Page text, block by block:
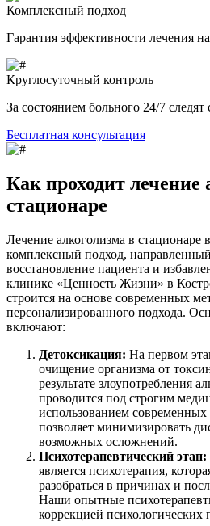
Комплексный подход
Гарантия эффективности лечения
Круглосуточный контроль
За состоянием больного 24/7
Бесплатная консультация
Как проходит лечение
стационаре
Лечение алкоголизма в стационаре
комплексный подход,
восстановление пациента и
клинике «Ценность Жизни» в
строится на основе современных
персонализированного подхода.
включают:
Детоксикация: На первом
очищение организма от
результате злоупотребления
проводится под строгим
использованием современных
позволяет минимизировать
возможных осложнений.
Психотерапевтический этап:
является психотерапия,
разобраться в причинах и
Наши опытные
коррекцией психологических